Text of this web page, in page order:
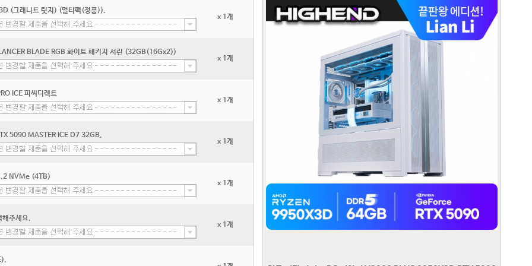
(그래니트 릿지) (멀티팩(정품)).
x 1개
BLADE RGB 화이트 패키지 서린 (32GB(16Gx2))
x 1개
ICE 피씨디렉트
x 1개
5090 MASTER ICE D7 32GB.
x 1개
NVMe (4TB)
x 1개
주세요.
x 1개